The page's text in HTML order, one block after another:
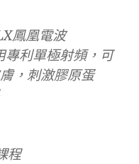
鳳凰電波
利單極射頻，可
，刺激膠原蛋
程